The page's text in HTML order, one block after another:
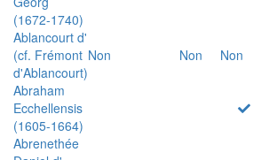
(1672-1740)
Ablancourt d'
(cf. Frémont
d'Ablancourt)
Non Non Non
Abraham
Ecchellensis
(1605-1664)
Abrenethée